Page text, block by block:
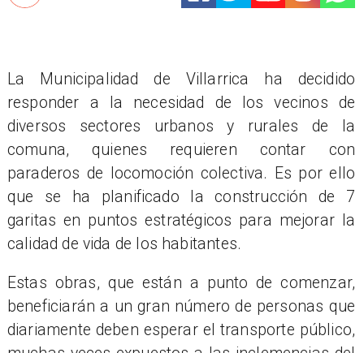
La Municipalidad de Villarrica ha decidido
responder a la necesidad de los vecinos de
diversos sectores urbanos y rurales de la
comuna, quienes requieren contar con
paraderos de locomoción colectiva. Es por ello
que se ha planificado la construcción de 7
garitas en puntos estratégicos para mejorar la
calidad de vida de los habitantes.
Estas obras, que están a punto de comenzar,
beneficiarán a un gran número de personas que
diariamente deben esperar el transporte público,